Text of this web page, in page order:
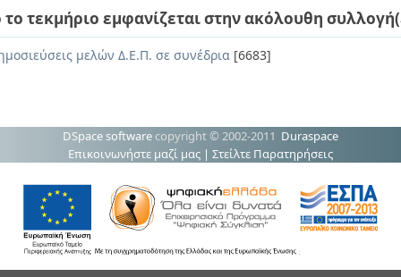
το τεκμήριο εμφανίζεται στην ακόλουθη
μελών Δ.Ε.Π. σε συνέδρια [6683]
DSpace software copyright © 2002-2011 Duraspace
Επικοινωνήστε μαζί μας | Στείλτε Παρατηρήσεις